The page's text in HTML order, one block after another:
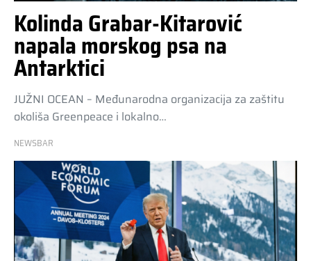
Kolinda Grabar-Kitarović
napala morskog psa na
Antarktici
JUŽNI OCEAN – Međunarodna organizacija za zaštitu
okoliša Greenpeace i lokalno…
NEWSBAR